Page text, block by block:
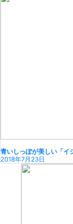
青いしっぽが美しい「イ
2018年7月23日